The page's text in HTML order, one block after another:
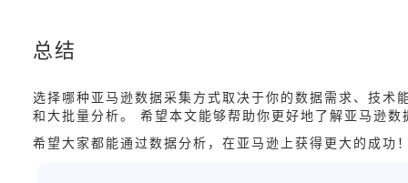
总结
选择哪种亚马逊数据采集方式取决于你的数据需求、技
和大批量分析。 希望本文能够帮助你更好地了解亚马逊
希望大家都能通过数据分析，在亚马逊上获得更大的成